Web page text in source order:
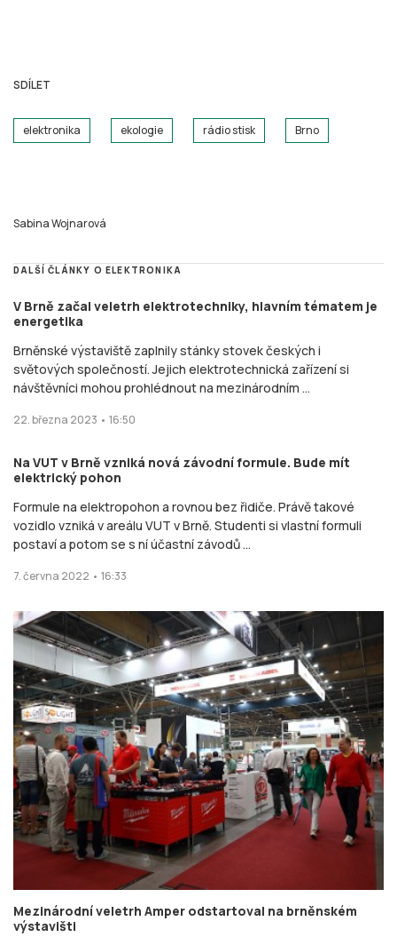
SDÍLET
elektronika ekologie rádio stisk Brno
Sabina Wojnarová
DALŠÍ ČLÁNKY O ELEKTRONIKA
V Brně začal veletrh elektrotechniky, hlavním tématem je
energetika
Brněnské výstaviště zaplnily stánky stovek českých i
světových společností. Jejich elektrotechnická zařízení si
návštěvníci mohou prohlédnout na mezinárodním ...
22. března 2023 • 16:50
Na VUT v Brně vzniká nová závodní formule. Bude mít
elektrický pohon
Formule na elektropohon a rovnou bez řidiče. Právě takové
vozidlo vzniká v areálu VUT v Brně. Studenti si vlastní formuli
postaví a potom se s ní účastní závodů ...
7. června 2022 • 16:33
Mezinárodní veletrh Amper odstartoval na brněnském
výstavišti